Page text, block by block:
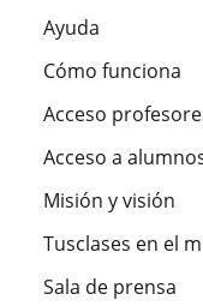
Ayuda
Cómo funciona
Acceso
Acceso a
Misión y visión
Tusclases en el
Sala de prensa